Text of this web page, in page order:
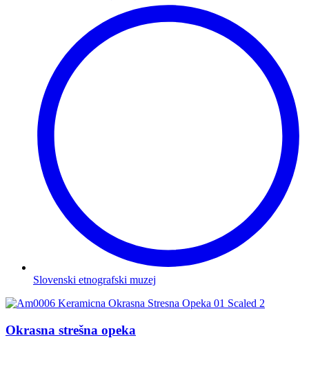
Slovenski etnografski muzej
Okrasna strešna opeka